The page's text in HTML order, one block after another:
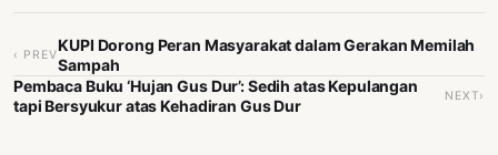
‹ PREV
KUPI Dorong Peran Masyarakat dalam Gerakan Memilah
Sampah
Pembaca Buku ‘Hujan Gus Dur’: Sedih atas Kepulangan
tapi Bersyukur atas Kehadiran Gus Dur
NEXT›